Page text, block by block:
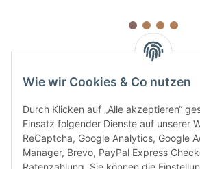
ABONNIEREN SIE
Wie wir Cookies & Co nutzen
Durch Klicken auf „Alle akzeptieren“
Einsatz folgender Dienste auf unserer
ReCaptcha, Google Analytics, Google
Manager, Brevo, PayPal Express